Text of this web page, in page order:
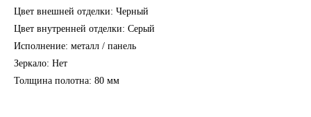
Цвет внешней отделки: Черный
Цвет внутренней отделки: Серый
Исполнение: металл / панель
Зеркало: Нет
Толщина полотна: 80 мм